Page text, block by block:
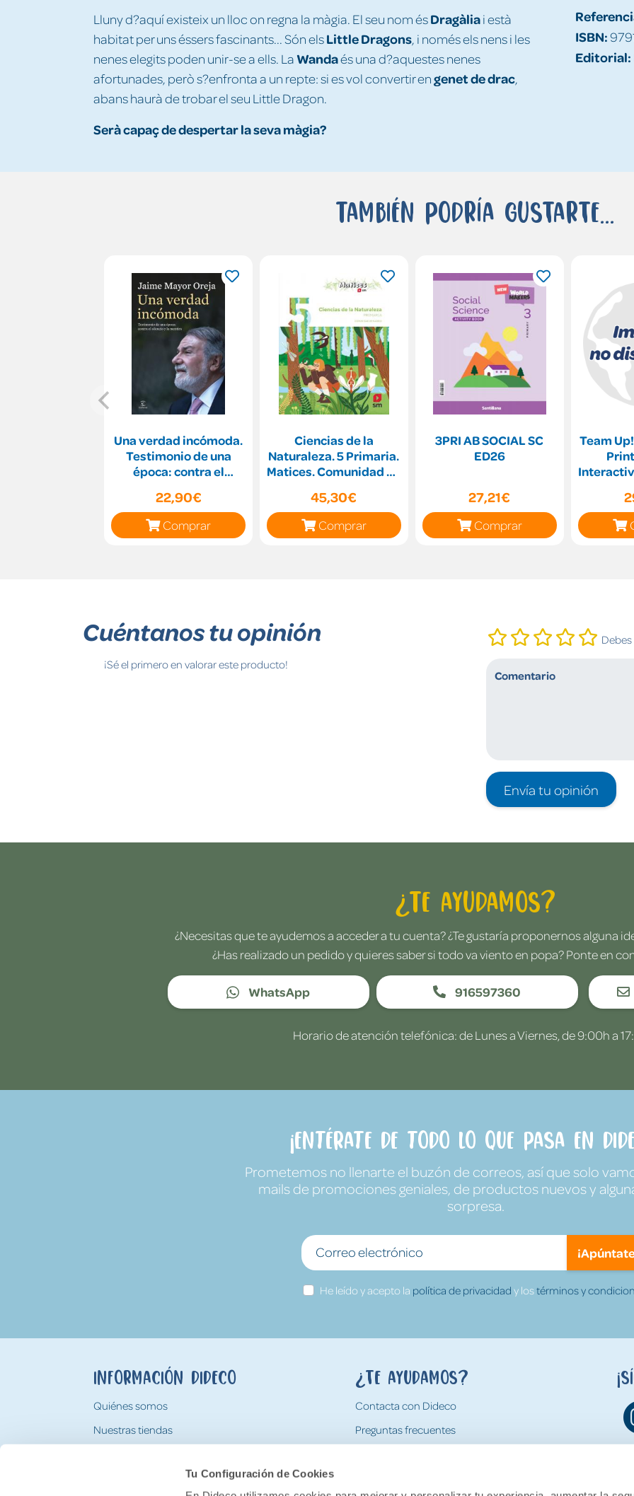
Tu Configuración de Cookies
Lluny d?aquí existeix un lloc on regna la màgia. El seu nom ésDragàliai està
habitat per uns éssers fascinants... Són elsLittle Dragons, i només els nens i les
nenes elegits poden unir-se a ells. LaWandaés una d?aquestes nenes
afortunades, però s?enfronta a un repte: si es vol convertir engenet de drac,
abans haurà de trobar el seu Little Dragon.
Serà capaç de despertar la seva màgia?
ISBN:
Editorial:
También podría gustarte...
Una verdad incómoda.
Testimonio de una
época: contra el
22,90€
Comprar
Ciencias de la
Naturaleza. 5 Primaria.
Matices. Comunidad de
45,30€
Comprar
3PRI AB SOCIAL SC
ED26
27,21€
Comprar
Team
Cuéntanos tu opinión
¡Sé el primero en valorar este producto!
Envía tu opinión
¿Te ayudamos?
¿Necesitas que te ayudemos a acceder a tu cuenta? ¿Te gustaría proponernos alguna
¿Has realizado un pedido y quieres saber si todo va viento en popa? Ponte en
WhatsApp 916597360
Horario de atención telefónica: de Lunes a Viernes, de 9:00h a
¡Entérate de todo lo que pasa en
Prometemos no llenarte el buzón de correos, así que solo
mails de promociones geniales, de productos nuevos y
sorpresa.
He leído y acepto la política de privacidad y lostérminos y
Información Dideco
Quiénes somos
Nuestras tiendas
Tarjeta Regalo Dideco
¿Te ayudamos?
Contacta con Dideco
Preguntas frecuentes